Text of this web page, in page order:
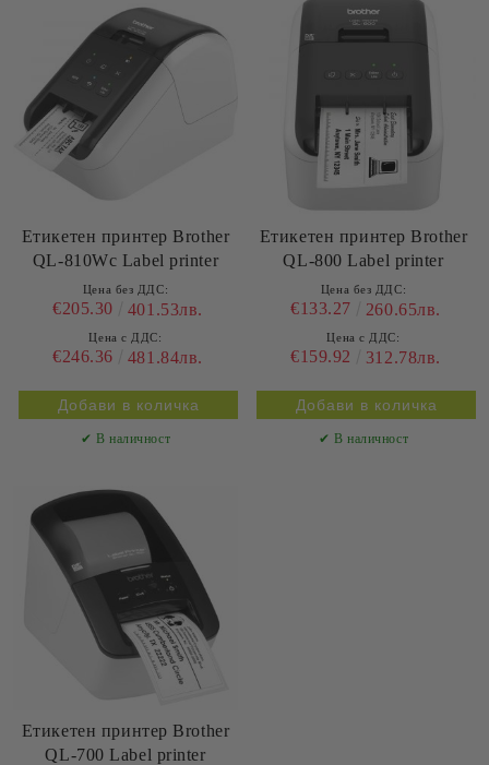
Етикетен принтер Brother
QL-810Wc Label printer
Цена без ДДС:
€205.30 401.53лв.
Цена с ДДС:
€246.36 481.84лв.
✔ В наличност
Етикетен принтер Brother
QL-800 Label printer
Цена без ДДС:
€133.27 260.65лв.
Цена с ДДС:
€159.92 312.78лв.
✔ В наличност
Етикетен принтер Brother
QL-700 Label printer